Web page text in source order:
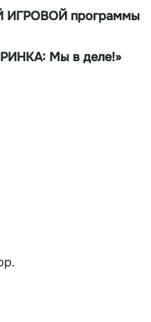
ИГРОВОЙ программы
Мы в деле!»